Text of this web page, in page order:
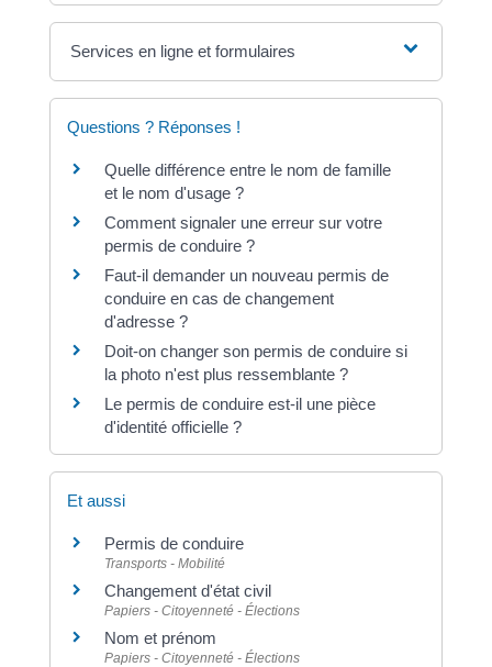
Services en ligne et formulaires
Questions ? Réponses !
Quelle différence entre le nom de famille
et le nom d'usage ?
Comment signaler une erreur sur votre
permis de conduire ?
Faut-il demander un nouveau permis de
conduire en cas de changement
d'adresse ?
Doit-on changer son permis de conduire si
la photo n'est plus ressemblante ?
Le permis de conduire est-il une pièce
d'identité officielle ?
Et aussi
Permis de conduire
Transports - Mobilité
Changement d'état civil
Papiers - Citoyenneté - Élections
Nom et prénom
Papiers - Citoyenneté - Élections